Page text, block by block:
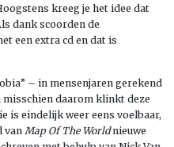
kreeg je het idee dat
dank scoorden de
een extra cd en dat is
– in mensenjaren gerekend
daarom klinkt deze
is eindelijk weer eens voelbaar,
van Map Of The Worldnieuwe